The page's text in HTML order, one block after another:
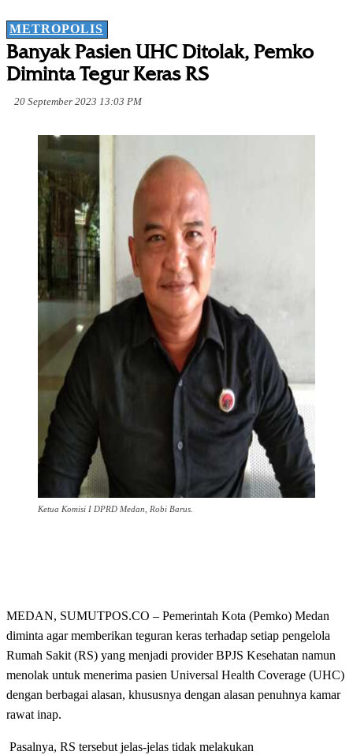
METROPOLIS
Banyak Pasien UHC Ditolak, Pemko
Diminta Tegur Keras RS
20 September 2023 13:03 PM
Ketua Komisi I DPRD Medan, Robi Barus.
MEDAN, SUMUTPOS.CO – Pemerintah Kota (Pemko) Medan
diminta agar memberikan teguran keras terhadap setiap pengelola
Rumah Sakit (RS) yang menjadi provider BPJS Kesehatan namun
menolak untuk menerima pasien Universal Health Coverage (UHC)
dengan berbagai alasan, khususnya dengan alasan penuhnya kamar
rawat inap.
Pasalnya, RS tersebut jelas-jelas tidak melakukan